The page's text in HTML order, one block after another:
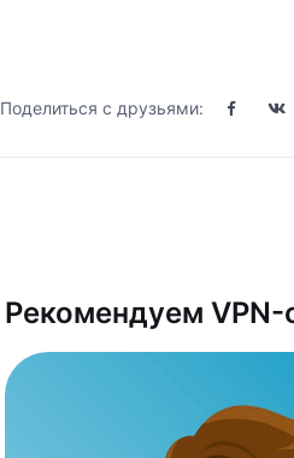
Поделиться с друзьями:
Рекомендуем VPN-